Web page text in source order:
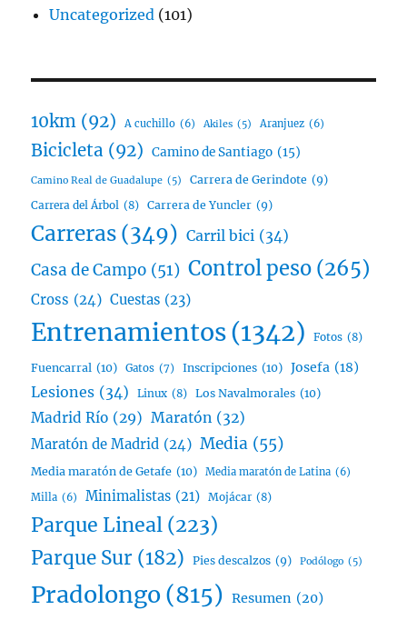
Uncategorized (101)
10km (92) A cuchillo (6) Akiles (5) Aranjuez (6)
Bicicleta (92) Camino de Santiago (15)
Camino Real de Guadalupe (5) Carrera de Gerindote (9)
Carrera del Árbol (8) Carrera de Yuncler (9)
Carreras (349) Carril bici (34)
Casa de Campo (51) Control peso (265)
Cross (24) Cuestas (23)
Entrenamientos(1342) Fotos (8)
Fuencarral (10) Gatos (7) Inscripciones (10) Josefa (18)
Lesiones (34) Linux (8) Los Navalmorales (10)
Madrid Río (29) Maratón (32)
Maratón de Madrid (24) Media (55)
Media maratón de Getafe (10) Media maratón de Latina (6)
Milla (6) Minimalistas (21) Mojácar (8)
Parque Lineal (223)
Parque Sur (182) Pies descalzos (9) Podólogo (5)
Pradolongo(815) Resumen (20)